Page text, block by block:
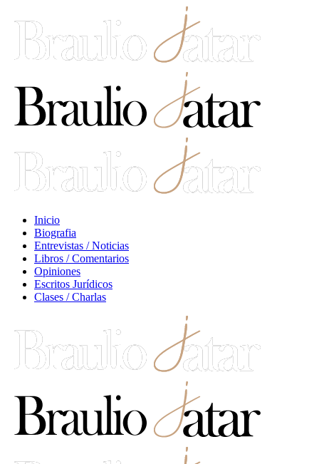
Inicio
Biografia
Entrevistas / Noticias
Libros / Comentarios
Opiniones
Escritos Jurídicos
Clases / Charlas